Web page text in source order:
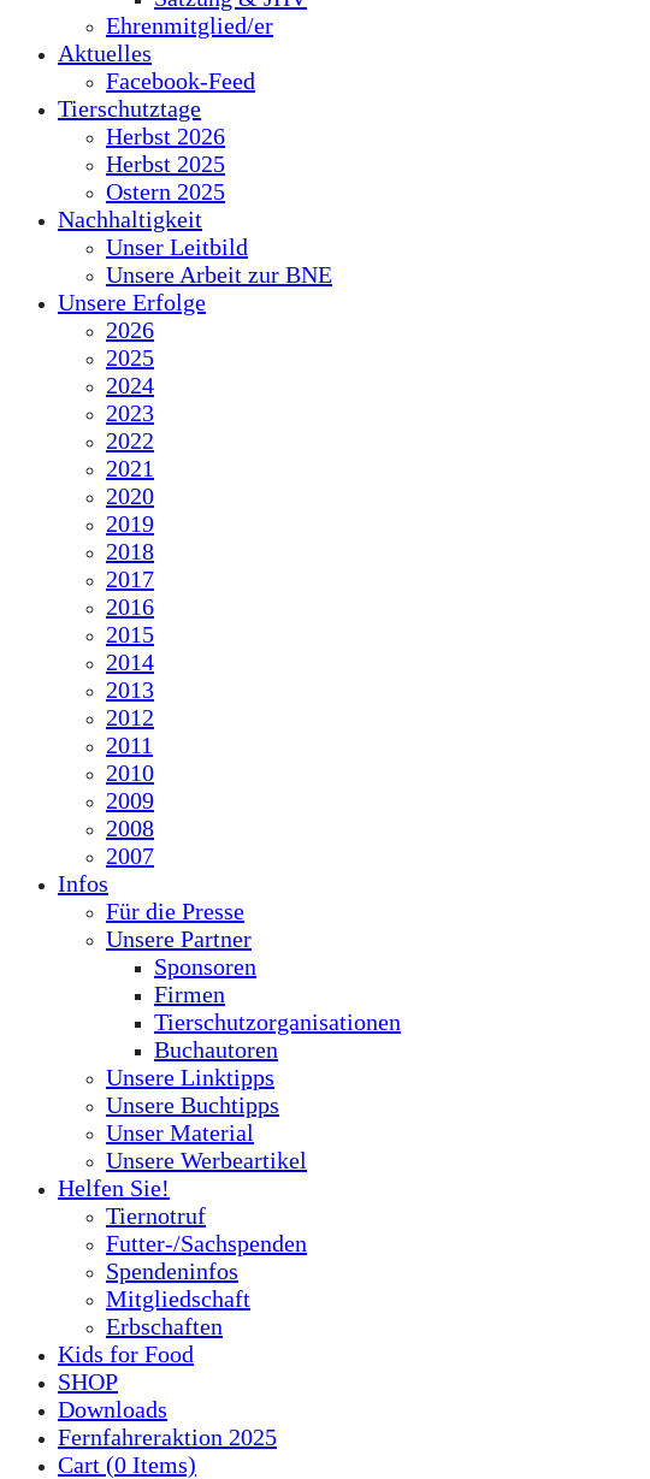
Ehrenmitglied/er
Aktuelles
Facebook-Feed
Tierschutztage
Herbst 2026
Herbst 2025
Ostern 2025
Nachhaltigkeit
Unser Leitbild
Unsere Arbeit zur BNE
Unsere Erfolge
2026
2025
2024
2023
2022
2021
2020
2019
2018
2017
2016
2015
2014
2013
2012
2011
2010
2009
2008
2007
Infos
Für die Presse
Unsere Partner
Sponsoren
Firmen
Tierschutzorganisationen
Buchautoren
Unsere Linktipps
Unsere Buchtipps
Unser Material
Unsere Werbeartikel
Helfen Sie!
Tiernotruf
Futter-/Sachspenden
Spendeninfos
Mitgliedschaft
Erbschaften
Kids for Food
SHOP
Downloads
Fernfahreraktion 2025
Cart (0 Items)